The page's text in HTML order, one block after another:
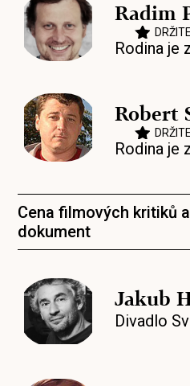
Radim
Rodina je
Robert
Rodina je
Cena filmových kritiků
dokument
Jakub
Divadlo